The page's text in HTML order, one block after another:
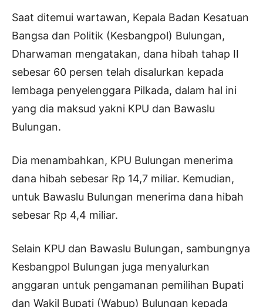
Saat ditemui wartawan, Kepala Badan Kesatuan
Bangsa dan Politik (Kesbangpol) Bulungan,
Dharwaman mengatakan, dana hibah tahap II
sebesar 60 persen telah disalurkan kepada
lembaga penyelenggara Pilkada, dalam hal ini
yang dia maksud yakni KPU dan Bawaslu
Bulungan.
Dia menambahkan, KPU Bulungan menerima
dana hibah sebesar Rp 14,7 miliar. Kemudian,
untuk Bawaslu Bulungan menerima dana hibah
sebesar Rp 4,4 miliar.
Selain KPU dan Bawaslu Bulungan, sambungnya
Kesbangpol Bulungan juga menyalurkan
anggaran untuk pengamanan pemilihan Bupati
dan Wakil Bupati (Wabup) Bulungan kepada